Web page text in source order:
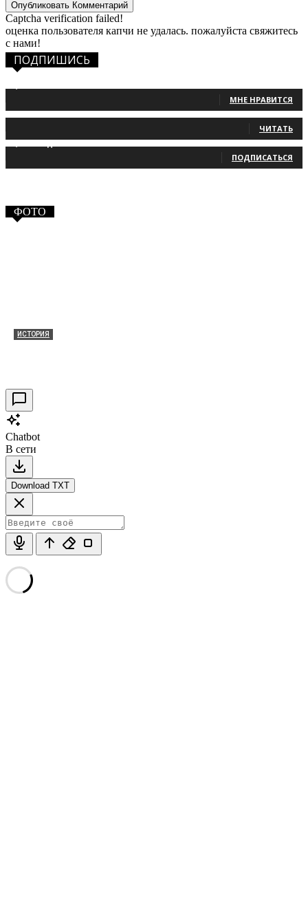
Captcha verification failed!
оценка пользователя капчи не удалась. пожалуйста свяжитесь
с нами!
ПОДПИШИСЬ
МНЕ НРАВИТСЯ
ЧИТАТЬ
ПОДПИСАТЬСЯ
ФОТО
ИСТОРИЯ
Chatbot
В сети
Download TXT